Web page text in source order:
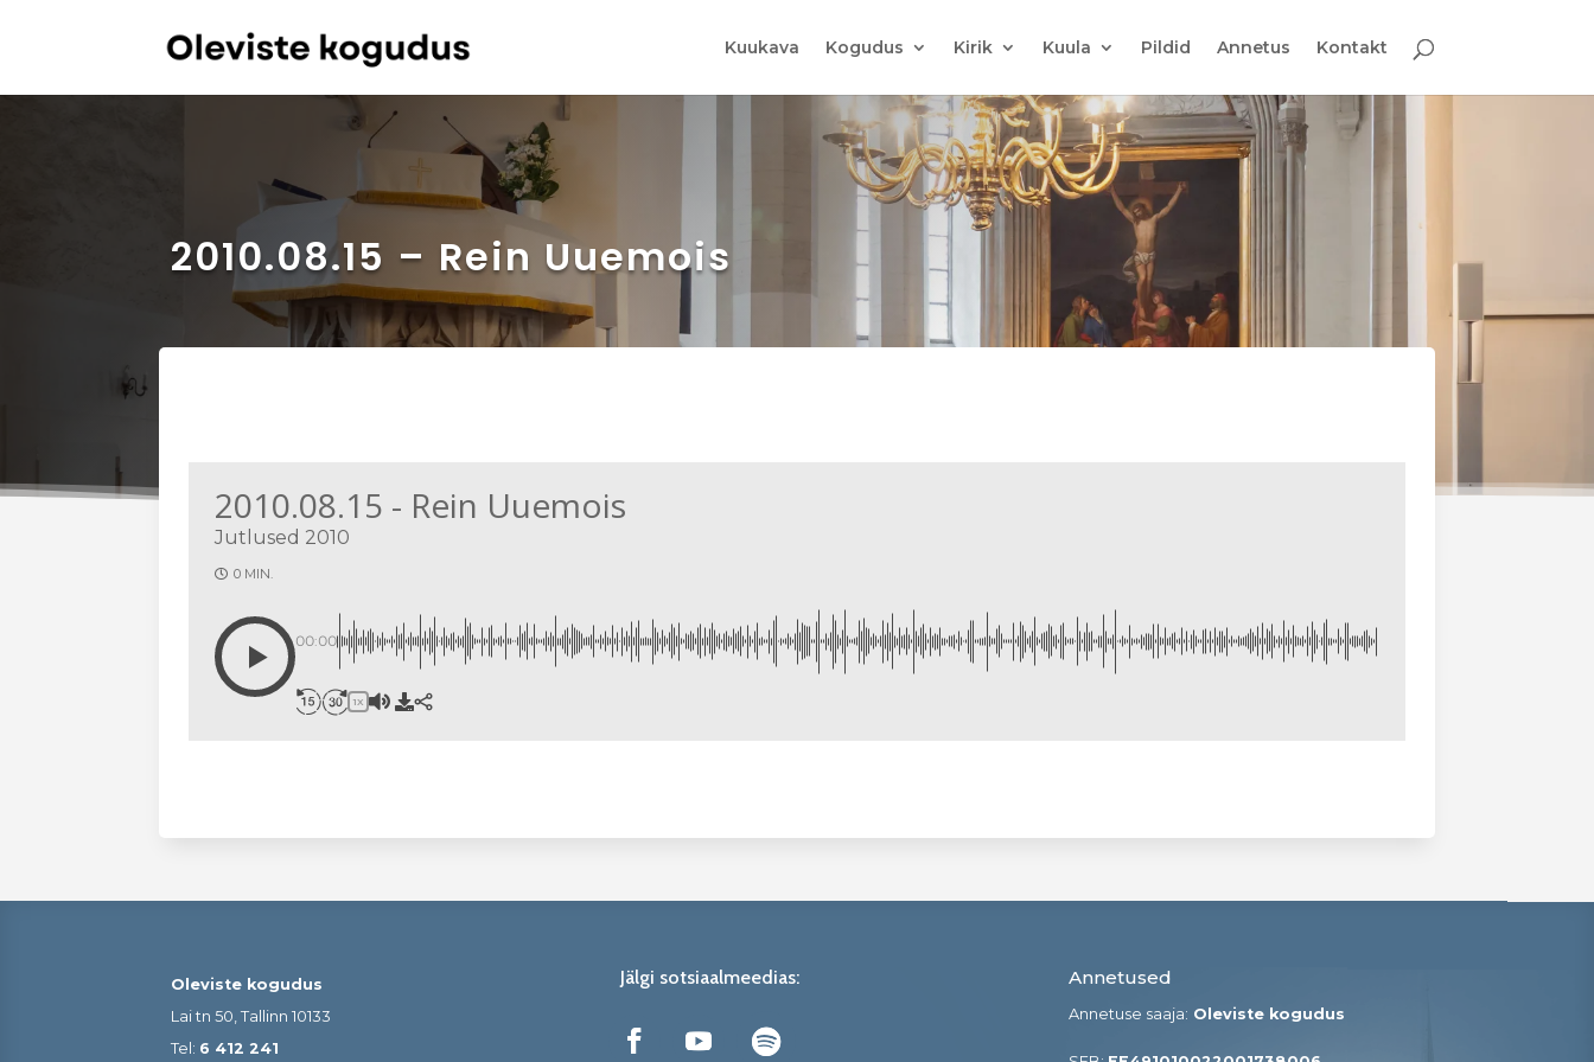
Kuukava Kogudus Kirik Kuula Pildid Annetus Kontakt
2010.08.15 – Rein Uuemois
2010.08.15 - Rein Uuemois
Jutlused 2010
0 MIN.
00:00
1X
Oleviste kogudus
Lai tn 50, Tallinn 10133
Tel: 6 412 241
Jälgi sotsiaalmeedias: Annetused
Annetuse saaja: Oleviste kogudus